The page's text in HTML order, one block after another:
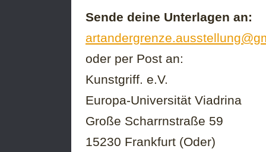
Sende deine Unterlagen an:
oder per Post an:
Kunstgriff. e.V.
Europa-Universität Viadrina
Große Scharrnstraße 59
15230 Frankfurt (Oder)